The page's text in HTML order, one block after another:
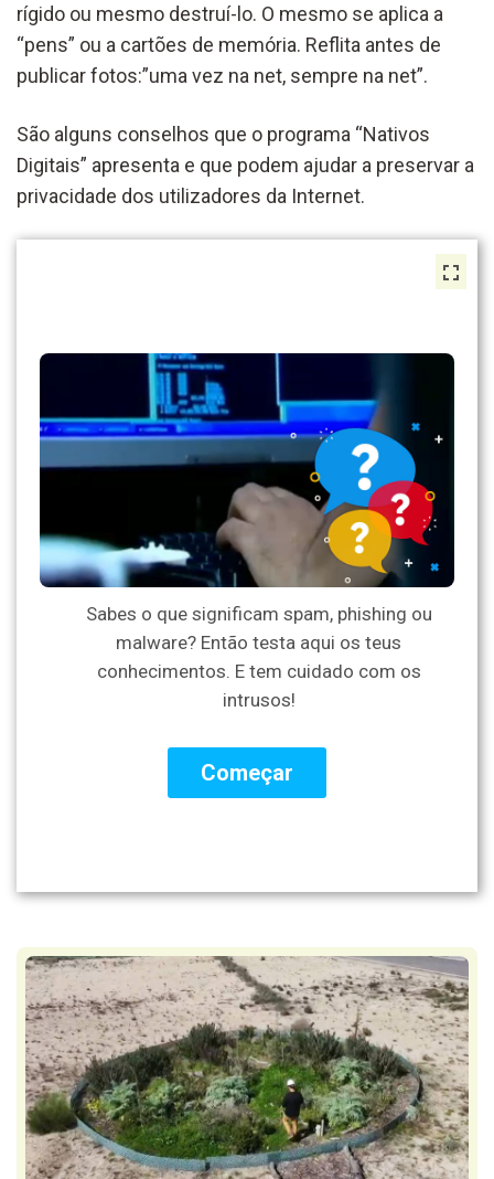
rígido ou mesmo destruí-lo. O mesmo se aplica a
“pens” ou a cartões de memória. Reflita antes de
publicar fotos:”uma vez na net, sempre na net”.
São alguns conselhos que o programa “Nativos
Digitais” apresenta e que podem ajudar a preservar a
privacidade dos utilizadores da Internet.
Sabes o que significam spam, phishing ou
malware? Então testa aqui os teus
conhecimentos. E tem cuidado com os
intrusos!